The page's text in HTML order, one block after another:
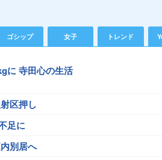
ゴシップ 女子 トレンド
に 寺田心の生活
区押し
足に
別居へ